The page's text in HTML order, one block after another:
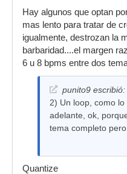
Hay algunos que optan
mas lento para tratar de
igualmente, destrozan la
barbaridad....el margen
6 u 8 bpms entre dos
punito9 escribió:
2) Un loop, como
adelante, ok,
tema completo
Quantize